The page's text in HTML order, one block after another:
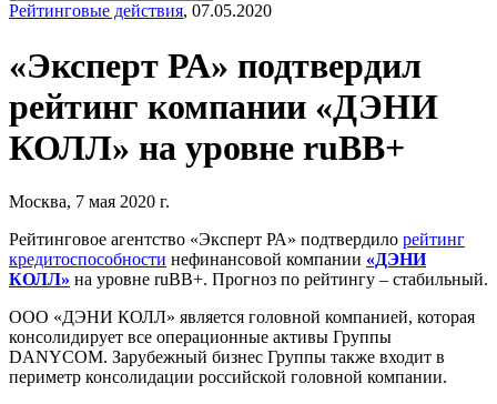
Рейтинговые действия, 07.05.2020
«Эксперт РА» подтвердил
рейтинг компании «ДЭНИ
КОЛЛ» на уровне ruBB+
Москва, 7 мая 2020 г.
Рейтинговое агентство «Эксперт РА» подтвердило рейтинг
кредитоспособности нефинансовой компании «ДЭНИ
КОЛЛ» на уровне ruBB+. Прогноз по рейтингу – стабильный.
ООО «ДЭНИ КОЛЛ» является головной компанией, которая
консолидирует все операционные активы Группы
DANYCOM. Зарубежный бизнес Группы также входит в
периметр консолидации российской головной компании.